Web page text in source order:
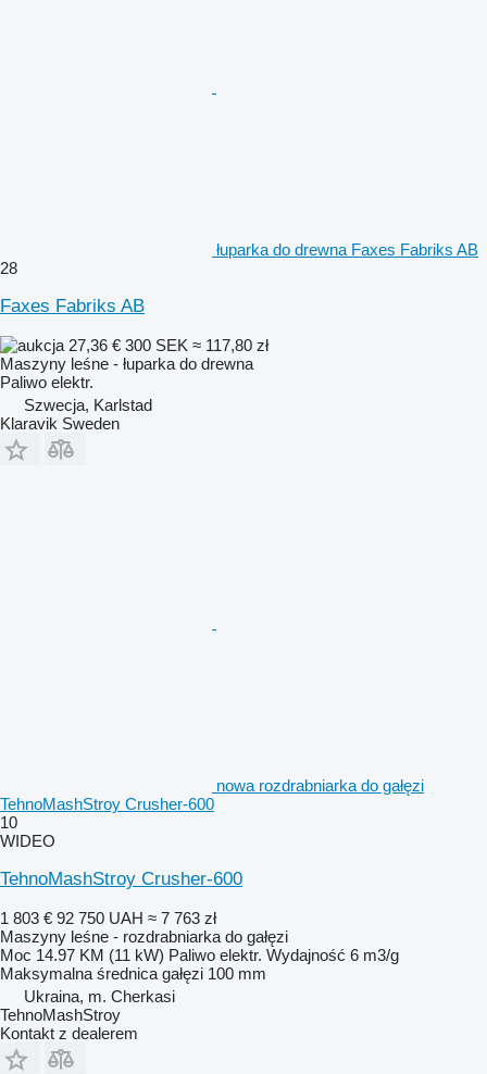
łuparka do drewna Faxes Fabriks AB
28
Faxes Fabriks AB
27,36 € 300 SEK ≈ 117,80 zł
Maszyny leśne - łuparka do drewna
Paliwo elektr.
Szwecja, Karlstad
Klaravik Sweden
nowa rozdrabniarka do gałęzi
TehnoMashStroy Crusher-600
10
WIDEO
TehnoMashStroy Crusher-600
1 803 € 92 750 UAH ≈ 7 763 zł
Maszyny leśne - rozdrabniarka do gałęzi
Moc 14.97 KM (11 kW) Paliwo elektr. Wydajność 6 m3/g
Maksymalna średnica gałęzi 100 mm
Ukraina, m. Cherkasi
TehnoMashStroy
Kontakt z dealerem